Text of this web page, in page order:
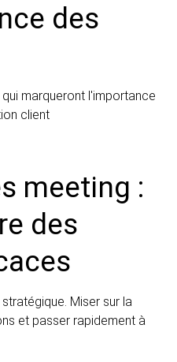
des
marqueront l'importance
client
meeting :
des
Miser sur la
et passer rapidement à